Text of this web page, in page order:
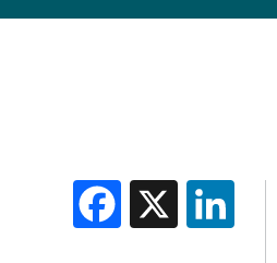
Facebook
X